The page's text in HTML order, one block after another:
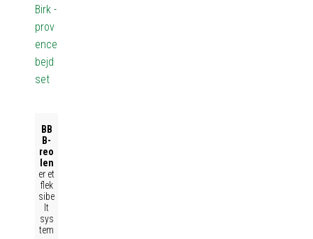
Birk -
prov
ence
bejd
set
BB
B-
reo
len
er et
flek
sibe
lt
sys
tem